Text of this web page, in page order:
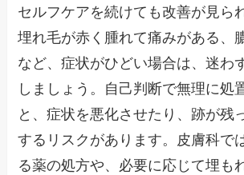
セルフケアを続けても改善が見ら
埋れ毛が赤く腫れて痛みがある、
など、症状がひどい場合は、迷わ
しましょう。自己判断で無理に処
と、症状を悪化させたり、跡が残
するリスクがあります。皮膚科で
る薬の処方や、必要に応じて埋も